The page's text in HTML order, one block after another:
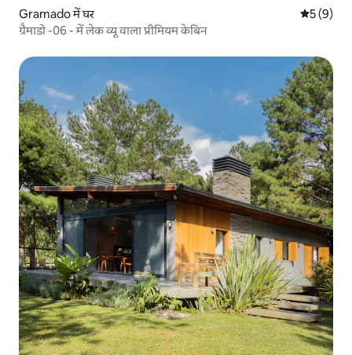
Gramado में घर औसत रेटिंग
5 (9)
ग्रैमाडो -06 - में लेक व्यू वाला प्रीमियम केबिन